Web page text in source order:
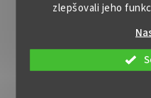
zlepšovali jeho